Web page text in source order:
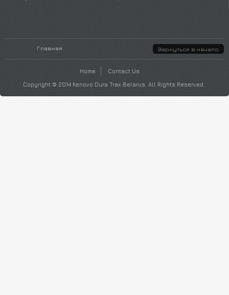
Главная Вернуться в начало
Home
Contact Us
Copyright © 2014 Kenovo Dura Trax Belarus. All Rights Reserved.